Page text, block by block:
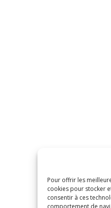
Pour offrir les
cookies pour stocker
consentir à ces
comportement de